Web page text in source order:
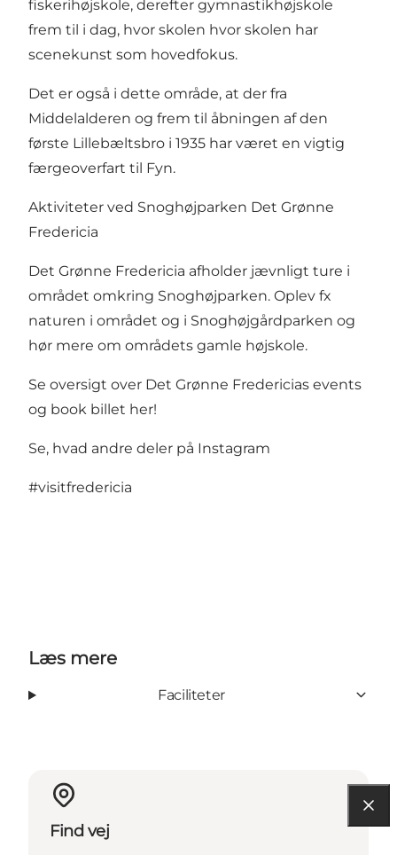
fiskerihøjskole, derefter gymnastikhøjskole
frem til i dag, hvor skolen hvor skolen har
scenekunst som hovedfokus.
Det er også i dette område, at der fra
Middelalderen og frem til åbningen af den
første Lillebæltsbro i 1935 har været en vigtig
færgeoverfart til Fyn.
Aktiviteter ved Snoghøjparken Det Grønne
Fredericia
Det Grønne Fredericia afholder jævnligt ture i
området omkring Snoghøjparken. Oplev fx
naturen i området og i Snoghøjgårdparken og
hør mere om områdets gamle højskole.
Se oversigt over Det Grønne Fredericias events
og book billet her!
Se, hvad andre deler på Instagram
#visitfredericia
Læs mere
Faciliteter
Find vej